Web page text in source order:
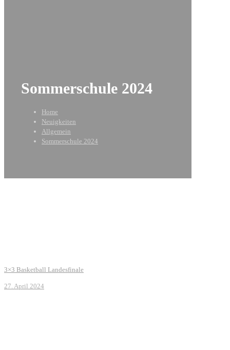
Sommerschule 2024
Home
Neuigkeiten
Allgemein
Sommerschule 2024
3×3 Basketball Landesfinale
27. April 2024